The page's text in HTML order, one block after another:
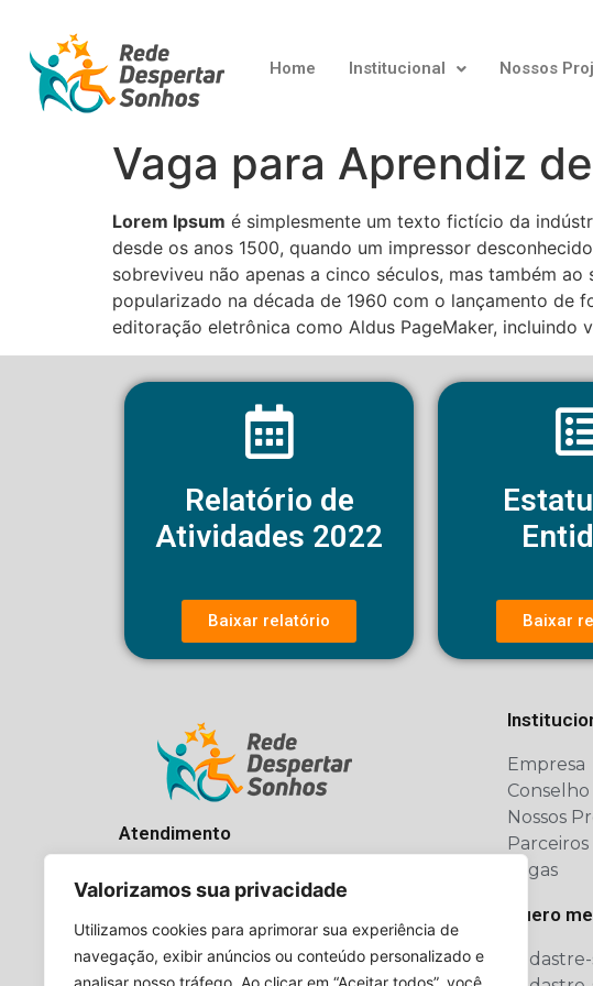
Valorizamos sua privacidade
Utilizamos cookies para aprimorar sua experiência de
navegação, exibir anúncios ou conteúdo personalizado e
analisar nosso tráfego. Ao clicar em “Aceitar todos”, você
Home Institucional Nossos
Vaga para Aprendiz
Lorem Ipsum é simplesmente um texto fictício da
desde os anos 1500, quando um impressor
sobreviveu não apenas a cinco séculos, mas também
popularizado na década de 1960 com o lançamento de
editoração eletrônica como Aldus PageMaker, incluindo
Relatório de
Atividades 2022
Baixar relatório Baixar
Atendimento
Horário de Funcionamento
sábados das 8h as 14
(11) 3241-2345
Empresa
Conselho
Nossos
Parceiros
Vagas
Quero